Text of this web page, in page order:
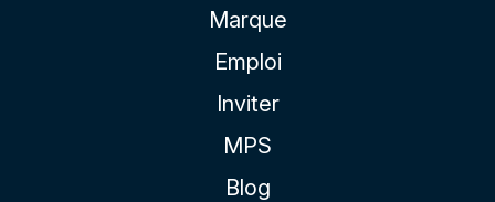
Marque
Emploi
Inviter
MPS
Blog